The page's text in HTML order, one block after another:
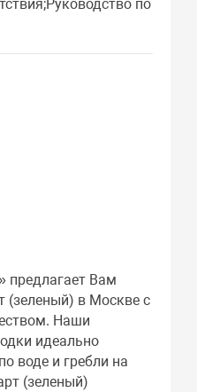
по
предлагает Вам
(зеленый) в Москве с
Наши
идеально
воде и гребли на
(зеленый)